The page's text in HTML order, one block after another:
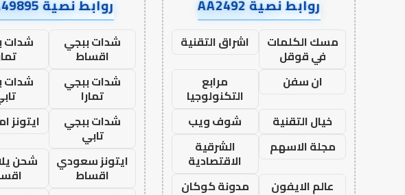
روابط نصية AA2492
مسك الكلمات
في قوقل
اشراق التقنية
ان سفن
مرابع
التكنولوجيا
خيال التقنية
شوف ويب
مجلة الاسهم
الشرقية
الاقتصادية
عالم الايفون
مدونة كوكان
روابط نصية AA49895
شدات ببجي
اقساط
شدات
شدات ببجي
تمارا
شدات
شدات ببجي
تابي
ايتونز
ايتونز سعودي
اقساط
شحن